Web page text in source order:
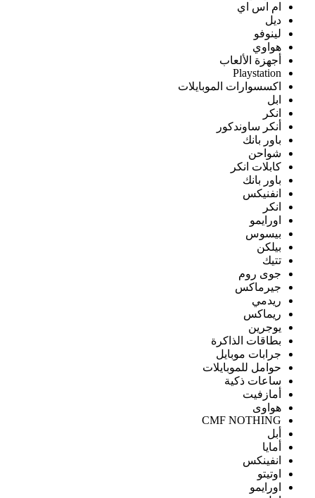
ام اس اي
ديل
لينوفو
هواوي
أجهزة الألعاب
Playstation
اكسسوارات الموبايلات
ابل
انكر
أنكر ساوندكور
باور بانك
شواحن
كابلات انكر
باور بانك
انفنيكس
انكر
اورايمو
بيسوس
بيلكن
تتيك
جوى روم
جيرماكس
ريدمي
ريماكس
يوجرين
بطاقات الذاكرة
جرابات موبايل
حوامل للموبايلات
ساعات ذكية
أمازفيت
هواوى
CMF NOTHING
أبل
أمايا
انفينكس
اوتيتو
اورايمو